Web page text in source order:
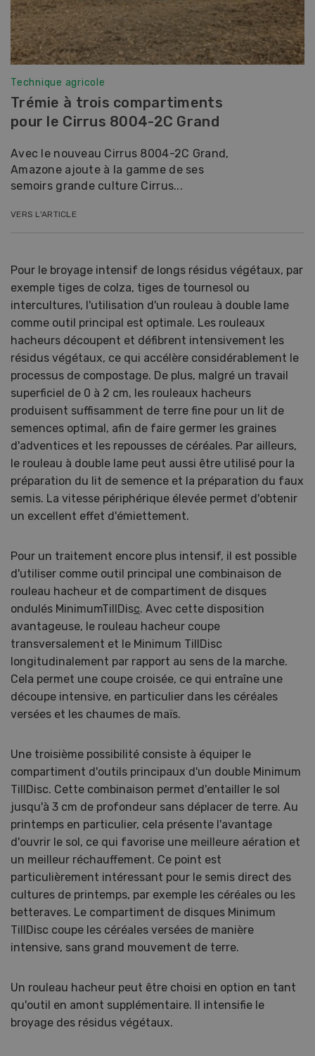
Technique agricole
Trémie à trois compartiments
pour le Cirrus 8004-2C Grand
Avec le nouveau Cirrus 8004-2C Grand,
Amazone ajoute à la gamme de ses
semoirs grande culture Cirrus...
VERS L'ARTICLE
Pour le broyage intensif de longs résidus végétaux, par
exemple tiges de colza, tiges de tournesol ou
intercultures, l'utilisation d'un rouleau à double lame
comme outil principal est optimale. Les rouleaux
hacheurs découpent et défibrent intensivement les
résidus végétaux, ce qui accélère considérablement le
processus de compostage. De plus, malgré un travail
superficiel de 0 à 2 cm, les rouleaux hacheurs
produisent suffisamment de terre fine pour un lit de
semences optimal, afin de faire germer les graines
d'adventices et les repousses de céréales. Par ailleurs,
le rouleau à double lame peut aussi être utilisé pour la
préparation du lit de semence et la préparation du faux
semis. La vitesse périphérique élevée permet d'obtenir
un excellent effet d'émiettement.
Pour un traitement encore plus intensif, il est possible
d'utiliser comme outil principal une combinaison de
rouleau hacheur et de compartiment de disques
ondulés MinimumTillDisc. Avec cette disposition
avantageuse, le rouleau hacheur coupe
transversalement et le Minimum TillDisc
longitudinalement par rapport au sens de la marche.
Cela permet une coupe croisée, ce qui entraîne une
découpe intensive, en particulier dans les céréales
versées et les chaumes de maïs.
Une troisième possibilité consiste à équiper le
compartiment d'outils principaux d'un double Minimum
TillDisc. Cette combinaison permet d'entailler le sol
jusqu'à 3 cm de profondeur sans déplacer de terre. Au
printemps en particulier, cela présente l'avantage
d'ouvrir le sol, ce qui favorise une meilleure aération et
un meilleur réchauffement. Ce point est
particulièrement intéressant pour le semis direct des
cultures de printemps, par exemple les céréales ou les
betteraves. Le compartiment de disques Minimum
TillDisc coupe les céréales versées de manière
intensive, sans grand mouvement de terre.
Un rouleau hacheur peut être choisi en option en tant
qu'outil en amont supplémentaire. Il intensifie le
broyage des résidus végétaux.